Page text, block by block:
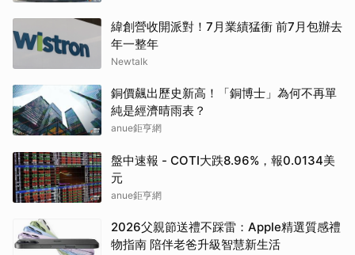
緯創營收開派對！7月業績猛衝 前7月包辦去
年一整年
Newtalk
銅價飆出歷史新高！「銅博士」為何不再單
純是經濟晴雨表？
anue鉅亨網
盤中速報 - COTI大跌8.96%，報0.0134美
元
anue鉅亨網
2026父親節送禮不踩雷：Apple精選質感禮
物指南 陪伴老爸升級智慧新生活